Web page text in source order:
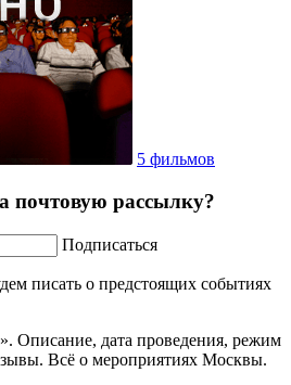
5 фильмов
почтовую рассылку?
Подписаться
писать о предстоящих событиях
Описание, дата проведения, режим
Всё о мероприятиях Москвы.